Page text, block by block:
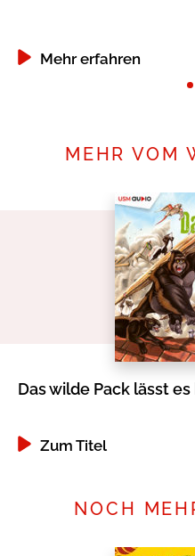
Mehr erfahren
MEHR VOM
Das wilde Pack lässt
Zum Titel
NOCH